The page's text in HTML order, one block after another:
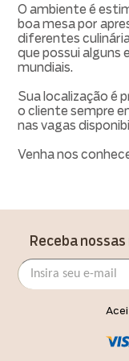
O ambiente é
boa mesa por
diferentes
que possui alguns
mundiais.
Sua localização é
o cliente sempre
nas vagas
Venha nos
Receba